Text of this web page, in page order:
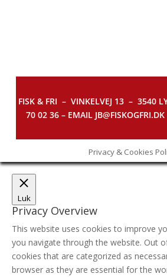
FISK & FRI – VINKELVEJ 13 – 3540
70 02 36 – EMAIL
Privacy & Cookies
Luk
Privacy Overview
This website uses cookies to improve
you navigate through the website. Out
cookies that are categorized as
browser as they are essential for the